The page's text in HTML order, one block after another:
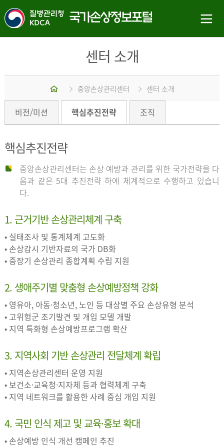
센터 소개
중앙손상관리센터 센터 소개
비전/미션 핵심추진전략 조직
핵심추진전략
중앙손상관리센터는 손상 예방과 관리를 위한 국가전략을 다
음과 같은 5대 추진전략 하에 체계적으로 수행하고 있습니
다.
1. 근거기반 손상관리체계 구축
• 실태조사 및 통계체계 고도화
• 손상감시 기반자료의 국가 DB화
• 중장기 손상관리 종합계획 수립 지원
2. 생애주기별 맞춤형 손상예방정책 강화
• 영유아, 아동·청소년, 노인 등 대상별 주요 손상유형 분석
• 고위험군 조기발견 및 개입 모델 개발
• 지역 특화형 손상예방프로그램 확산
3. 지역사회 기반 손상관리 전달체계 확립
• 지역손상관리센터 운영 지원
• 보건소·교육청·지자체 등과 협력체계 구축
• 지역 네트워크를 활용한 사례 중심 개입 지원
4. 국민 인식 제고 및 교육·홍보 확대
• 손상예방 인식 개선 캠페인 추진